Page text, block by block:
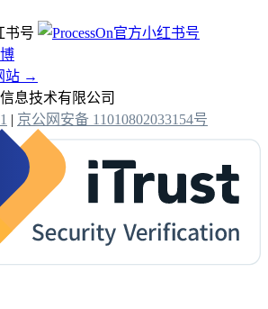
站 →
息技术有限公司
| 京公网安备 11010802033154号